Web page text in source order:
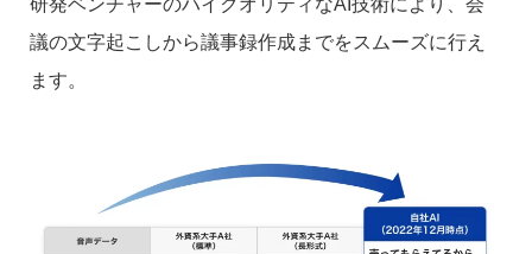
議の文字起こしから議事録作成までをスムーズに行え
ます。